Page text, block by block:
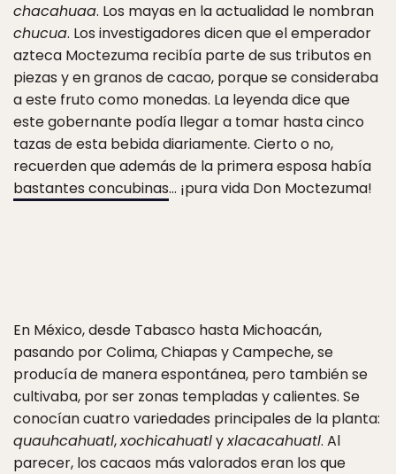
chacahuaa. Los mayas en la actualidad le nombran
chucua. Los investigadores dicen que el emperador
azteca Moctezuma recibía parte de sus tributos en
piezas y en granos de cacao, porque se consideraba
a este fruto como monedas. La leyenda dice que
este gobernante podía llegar a tomar hasta cinco
tazas de esta bebida diariamente. Cierto o no,
recuerden que además de la primera esposa había
bastantes concubinas… ¡pura vida Don Moctezuma!
En México, desde Tabasco hasta Michoacán,
pasando por Colima, Chiapas y Campeche, se
producía de manera espontánea, pero también se
cultivaba, por ser zonas templadas y calientes. Se
conocían cuatro variedades principales de la planta:
quauhcahuatl,xochicahuatlyxlacacahuatl. Al
parecer, los cacaos más valorados eran los que